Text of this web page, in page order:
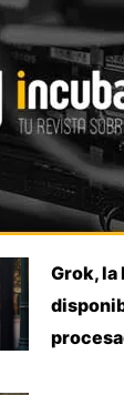
Grok, la